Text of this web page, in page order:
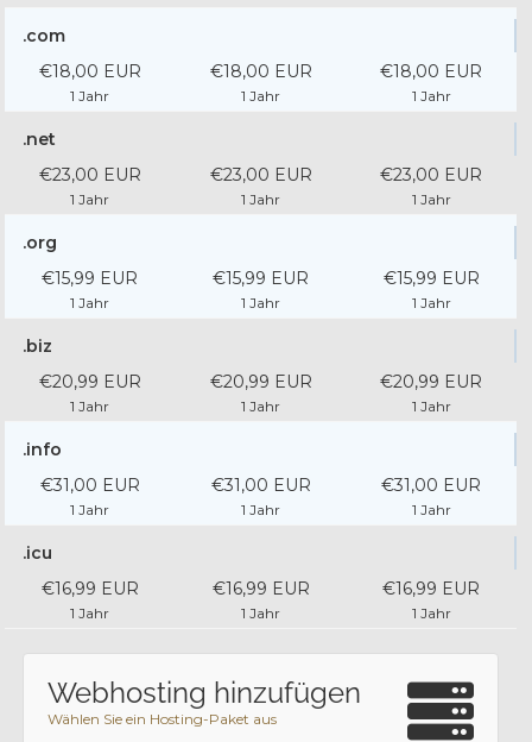
.com
€18,00 EUR
1 Jahr
€18,00 EUR
1 Jahr
€18,00 EUR
1 Jahr
.net
€23,00 EUR
1 Jahr
€23,00 EUR
1 Jahr
€23,00 EUR
1 Jahr
.org
€15,99 EUR
1 Jahr
€15,99 EUR
1 Jahr
€15,99 EUR
1 Jahr
.biz
€20,99 EUR
1 Jahr
€20,99 EUR
1 Jahr
€20,99 EUR
1 Jahr
.info
€31,00 EUR
1 Jahr
€31,00 EUR
1 Jahr
€31,00 EUR
1 Jahr
.icu
€16,99 EUR
1 Jahr
€16,99 EUR
1 Jahr
€16,99 EUR
1 Jahr
Webhosting hinzufügen
Wählen Sie ein Hosting-Paket aus